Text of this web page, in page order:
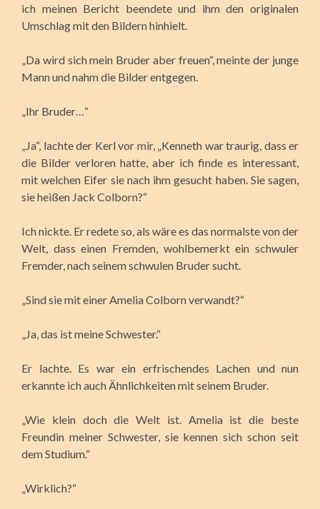
ich meinen Bericht beendete und ihm den originalen
Umschlag mit den Bildern hinhielt.
„Da wird sich mein Bruder aber freuen“, meinte der junge
Mann und nahm die Bilder entgegen.
„Ihr Bruder…“
„Ja“, lachte der Kerl vor mir, „Kenneth war traurig, dass er
die Bilder verloren hatte, aber ich finde es interessant,
mit welchen Eifer sie nach ihm gesucht haben. Sie sagen,
sie heißen Jack Colborn?“
Ich nickte. Er redete so, als wäre es das normalste von der
Welt, dass einen Fremden, wohlbemerkt ein schwuler
Fremder, nach seinem schwulen Bruder sucht.
„Sind sie mit einer Amelia Colborn verwandt?“
„Ja, das ist meine Schwester.“
Er lachte. Es war ein erfrischendes Lachen und nun
erkannte ich auch Ähnlichkeiten mit seinem Bruder.
„Wie klein doch die Welt ist. Amelia ist die beste
Freundin meiner Schwester, sie kennen sich schon seit
dem Studium.“
„Wirklich?“